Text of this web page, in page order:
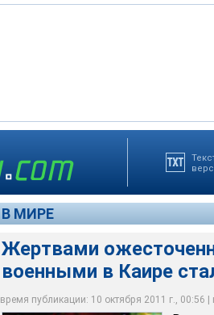
В МИРЕ
Жертвами
военными в Каире
время публикации: 10 октября 2011 г., 00:56
Воскресные беспорядки в Каире,
столкновения с силами
телевидения, унесли жизни 22
Global Look Press